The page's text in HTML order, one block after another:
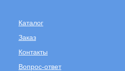
Каталог
Заказ
Контакты
Вопрос-ответ